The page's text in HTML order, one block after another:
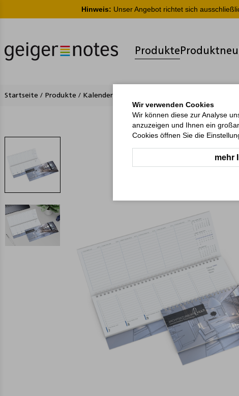
Hinweis: Unser Angebot richtet sich
Produkte
Startseite / Produkte / Kalender
Wir verwenden Cookies
Wir können diese zur Analyse
anzuzeigen und Ihnen ein
Cookies öffnen Sie die
mehr